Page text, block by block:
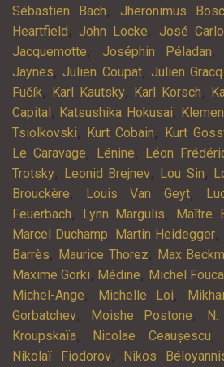
Sébastien Bach, Jheronimus
Heartfield , John Locke, José
Jacquemotte, Joséphin Péladan,
Jaynes, Julien Coupat, Julien Gracq
Fučík, Karl Kautsky, Karl Korsch,
Capital , Katsushika Hokusai,
Tsiolkovski, Kurt Cobain, Kurt
Le Caravage, Lénine, Léon
Trotsky, Leonid Brejnev, Lou Sin,
Brouckère, Louis Van Geyt,
Feuerbach, Lynn Margulis, Maître
Marcel Duchamp, Martin Heidegger,
Barrès, Maurice Thorez, Max
Maxime Gorki, Médine, Michel
Michel-Ange, Michelle Loi,
Gorbatchev, Moishe Postone,
Kroupskaïa, Nicolae Ceaușescu,
Nikolaï Fiodorov, Nikos